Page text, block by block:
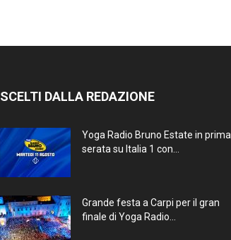
SCELTI DALLA REDAZIONE
Yoga Radio Bruno Estate in prima
serata su Italia 1 con...
Grande festa a Carpi per il gran
finale di Yoga Radio...